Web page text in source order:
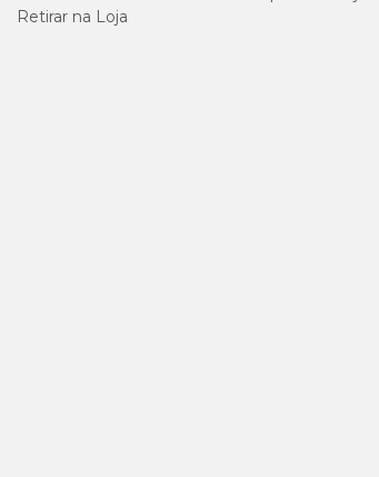
Retirar na Loja